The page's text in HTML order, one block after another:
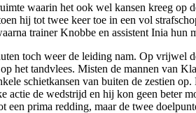
waarin het ook wel kansen kreeg op
hij tot twee keer toe in een vol
trainer Knobbe en assistent Inia
toch weer de leiding nam. Op vrijwel
tandvlees. Misten de mannen van
schietkansen van buiten de zestien
de wedstrijd en hij kon geen beter
prima redding, maar de twee